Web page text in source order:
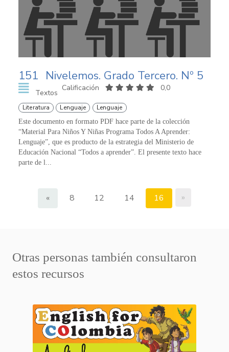
151 Nivelemos. Grado Tercero. Nº 5
Textos
Calificación 0,0
Literatura Lenguaje Lenguaje
Este documento en formato PDF hace parte de la colección
“Material Para Niños Y Niñas Programa Todos A Aprender:
Lenguaje”, que es producto de la estrategia del Ministerio de
Educación Nacional “Todos a aprender”. El presente texto hace
parte de l...
« 8 12 14 16 »
Otras personas también consultaron
estos recursos